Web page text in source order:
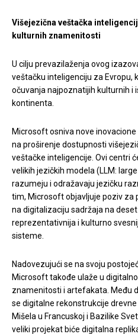
Višejezična veštačka
kulturnih znamenitosti
U cilju prevazilaženja ovog
veštačku inteligenciju za Evropu,
očuvanja najpoznatijih kulturnih i
kontinenta.
Microsoft osniva nove
na proširenje dostupnosti
veštačke inteligencije. Ovi centri
velikih jezičkih modela (LLM:
razumeju i odražavaju jezičku
tim, Microsoft objavljuje poziv za
na digitalizaciju sadržaja na
reprezentativnija i kulturno
sisteme.
Nadovezujući se na svoju
Microsoft takođe ulaže u
znamenitosti i artefakata. Među
se digitalne rekonstrukcije
Mišela u Francuskoj i Bazilike
veliki projekat biće digitalna